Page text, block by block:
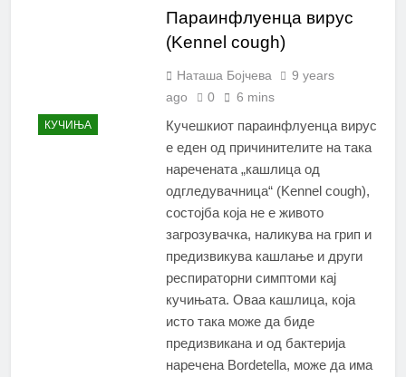
КУЧИЊА
Параинфлуенца вирус
(Kennel cough)
Наташа Бојчева
9 years
ago
0 6 mins
Кучешкиот параинфлуенца вирус
е еден од причинителите на така
наречената „кашлица од
одгледувачница“ (Kennel cough),
состојба која не е живото
загрозувачка, наликува на грип и
предизвикува кашлање и други
респираторни симптоми кај
кучињата. Оваа кашлица, која
исто така може да биде
предизвикана и од бактерија
наречена Bordetella, може да има